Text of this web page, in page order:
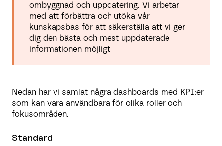
ombyggnad och uppdatering. Vi arbetar
med att förbättra och utöka vår
kunskapsbas för att säkerställa att vi ger
dig den bästa och mest uppdaterade
informationen möjligt.
Nedan har vi samlat några dashboards med KPI:er
som kan vara användbara för olika roller och
fokusområden.
Standard